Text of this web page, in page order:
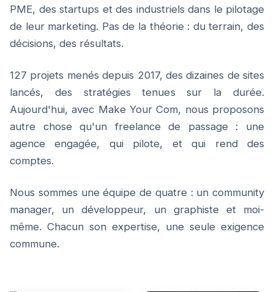
PME, des startups et des industriels dans le pilotage
de leur marketing. Pas de la théorie : du terrain, des
décisions, des résultats.
127 projets menés depuis 2017, des dizaines de sites
lancés, des stratégies tenues sur la durée.
Aujourd'hui, avec Make Your Com, nous proposons
autre chose qu'un freelance de passage : une
agence engagée, qui pilote, et qui rend des
comptes.
Nous sommes une équipe de quatre : un community
manager, un développeur, un graphiste et moi-
même. Chacun son expertise, une seule exigence
commune.